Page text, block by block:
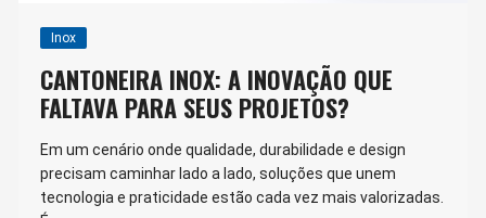
Inox
CANTONEIRA INOX: A INOVAÇÃO QUE
FALTAVA PARA SEUS PROJETOS?
Em um cenário onde qualidade, durabilidade e design
precisam caminhar lado a lado, soluções que unem
tecnologia e praticidade estão cada vez mais valorizadas.